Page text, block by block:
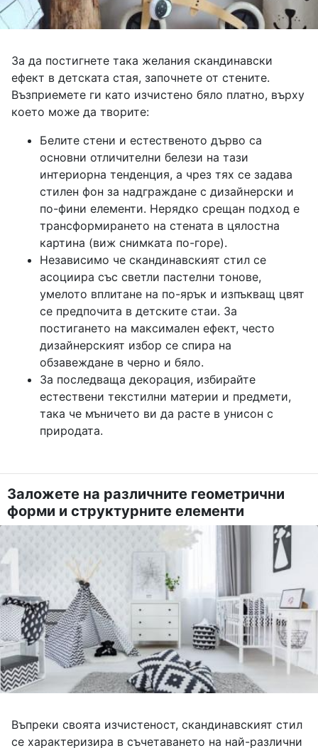
За да постигнете така желания скандинавски
ефект в детската стая, започнете от стените.
Възприемете ги като изчистено бяло платно, върху
което може да творите:
Белите стени и естественото дърво са
основни отличителни белези на тази
интериорна тенденция, а чрез тях се задава
стилен фон за надграждане с дизайнерски и
по-фини елементи. Нерядко срещан подход е
трансформирането на стената в цялостна
картина (виж снимката по-горе).
Независимо че скандинавският стил се
асоциира със светли пастелни тонове,
умелото вплитане на по-ярък и изпъкващ цвят
се предпочита в детските стаи. За
постигането на максимален ефект, често
дизайнерският избор се спира на
обзавеждане в черно и бяло.
За последваща декорация, избирайте
естествени текстилни материи и предмети,
така че мъничето ви да расте в унисон с
природата.
Заложете на различните геометрични
форми и структурните елементи
Въпреки своята изчистеност, скандинавският стил
се характеризира в съчетаването на най-различни